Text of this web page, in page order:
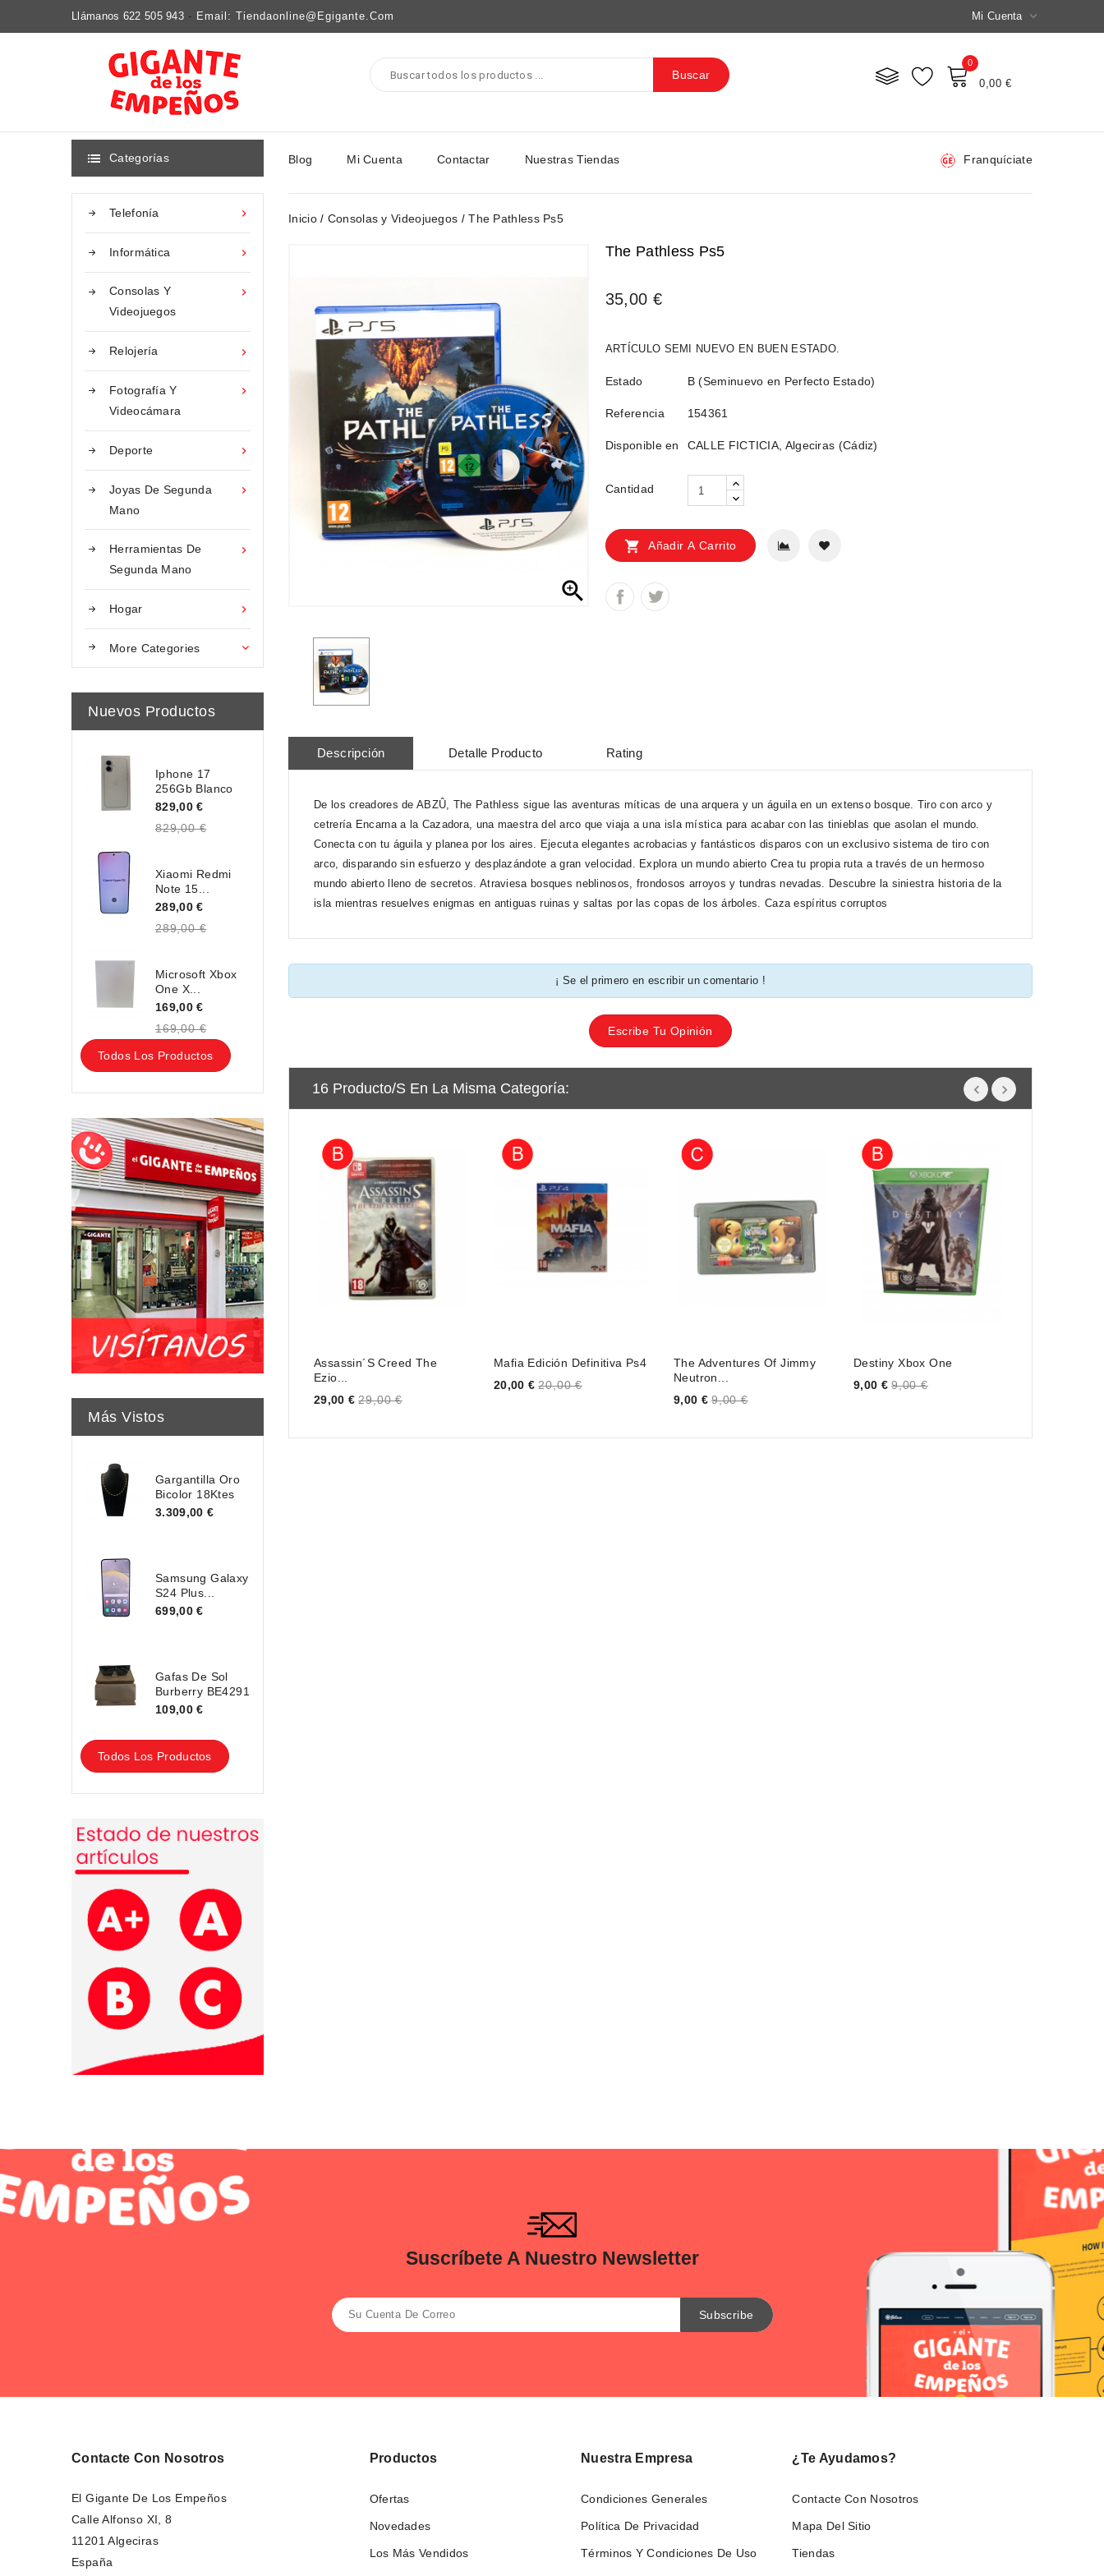
Llámanos 622 505 943 - Email: Tiendaonline@egigante.com Mi Cuenta 
0
0,00 €
Buscar
 Categorías

Telefonía

Informática

Consolas Y
Videojuegos

Relojería

Fotografía Y
Videocámara

Deporte

Joyas De Segunda
Mano

Herramientas De
Segunda Mano

Hogar
More Categories 
Nuevos Productos
Iphone 17
256Gb Blanco
829,00 €
829,00 €
Xiaomi Redmi
Note 15...
289,00 €
289,00 €
Microsoft Xbox
One X...
169,00 €
169,00 €
Todos Los Productos
Más Vistos
Gargantilla Oro
Bicolor 18Ktes
3.309,00 €
Samsung Galaxy
S24 Plus...
699,00 €
Gafas De Sol
Burberry BE4291
109,00 €
Todos Los Productos
Blog Mi Cuenta Contactar Nuestras Tiendas Franquíciate
Inicio Consolas y Videojuegos The Pathless Ps5

The Pathless Ps5
35,00 €
ARTÍCULO SEMI NUEVO EN BUEN ESTADO.
Estado B (Seminuevo en Perfecto Estado)
Referencia 154361
Disponible en CALLE FICTICIA, Algeciras (Cádiz)
Cantidad
 Añadir A Carrito
Descripción Detalle Producto Rating
De los creadores de ABZÛ, The Pathless sigue las aventuras míticas de una arquera y un águila en un extenso bosque. Tiro con arco y
cetrería Encarna a la Cazadora, una maestra del arco que viaja a una isla mística para acabar con las tinieblas que asolan el mundo.
Conecta con tu águila y planea por los aires. Ejecuta elegantes acrobacias y fantásticos disparos con un exclusivo sistema de tiro con
arco, disparando sin esfuerzo y desplazándote a gran velocidad. Explora un mundo abierto Crea tu propia ruta a través de un hermoso
mundo abierto lleno de secretos. Atraviesa bosques neblinosos, frondosos arroyos y tundras nevadas. Descubre la siniestra historia de la
isla mientras resuelves enigmas en antiguas ruinas y saltas por las copas de los árboles. Caza espíritus corruptos
¡ Se el primero en escribir un comentario !
Escribe Tu Opinión
16 Producto/s En La Misma Categoría:
Assassin´s Creed The
Ezio...
Price
29,00 € 29,00 €
Mafia Edición Definitiva Ps4
Price
20,00 € 20,00 €
The Adventures Of Jimmy
Neutron...
Price
9,00 € 9,00 €
Destiny Xbox One
Price
9,00 € 9,00 €
Suscríbete A Nuestro Newsletter
Contacte Con Nosotros
El Gigante De Los Empeños
Calle Alfonso XI, 8
11201 Algeciras
España
Productos
Ofertas
Novedades
Los Más Vendidos
Nuestra Empresa
Condiciones Generales
Política De Privacidad
Términos Y Condiciones De Uso
¿Te Ayudamos?
Contacte Con Nosotros
Mapa Del Sitio
Tiendas